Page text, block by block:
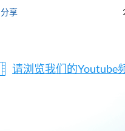
分享
请浏览我们的Youtube